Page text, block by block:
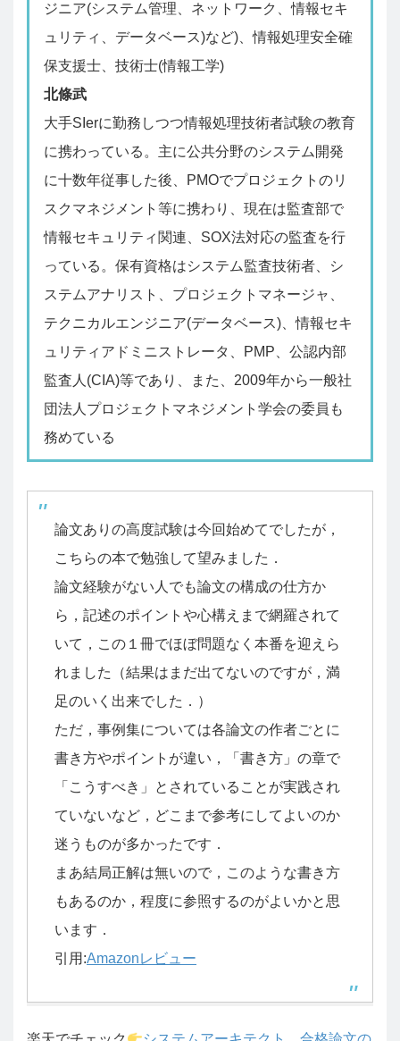
ジニア(システム管理、ネットワーク、情報セキ
ュリティ、データベース)など)、情報処理安全確
保支援士、技術士(情報工学)
北條武
大手SIerに勤務しつつ情報処理技術者試験の教育
に携わっている。主に公共分野のシステム開発
に十数年従事した後、PMOでプロジェクトのリ
スクマネジメント等に携わり、現在は監査部で
情報セキュリティ関連、SOX法対応の監査を行
っている。保有資格はシステム監査技術者、シ
ステムアナリスト、プロジェクトマネージャ、
テクニカルエンジニア(データベース)、情報セキ
ュリティアドミニストレータ、PMP、公認内部
監査人(CIA)等であり、また、2009年から一般社
団法人プロジェクトマネジメント学会の委員も
務めている
論文ありの高度試験は今回始めてでしたが，
こちらの本で勉強して望みました．
論文経験がない人でも論文の構成の仕方か
ら，記述のポイントや心構えまで網羅されて
いて，この１冊でほぼ問題なく本番を迎えら
れました（結果はまだ出てないのですが，満
足のいく出来でした．）
ただ，事例集については各論文の作者ごとに
書き方やポイントが違い，「書き方」の章で
「こうすべき」とされていることが実践され
ていないなど，どこまで参考にしてよいのか
迷うものが多かったです．
まあ結局正解は無いので，このような書き方
もあるのか，程度に参照するのがよいかと思
います．
引用:Amazonレビュー